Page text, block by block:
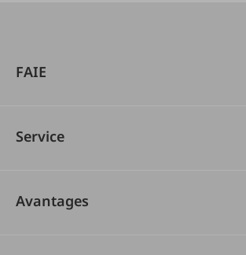
FAIE
Service
Avantages